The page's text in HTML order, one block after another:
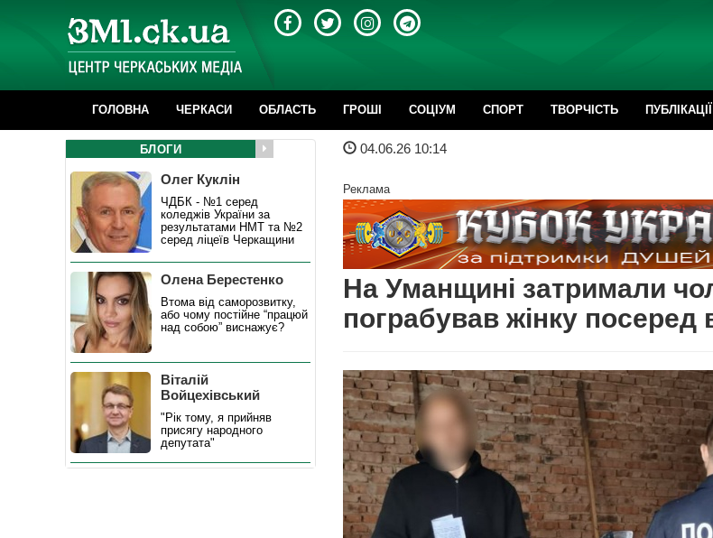
ГОЛОВНА ЧЕРКАСИ ОБЛАСТЬ ГРОШІ CОЦІУМ СПОРТ ТВОРЧІСТЬ ПУБЛІКАЦІЇ
04.06.26 10:14
Реклама
На Уманщині затримали
пограбував жінку посеред
БЛОГИ
Олег Куклін
ЧДБК - №1 серед
коледжів України за
результатами НМТ та №2
серед ліцеїв Черкащини
Олена Берестенко
Втома від саморозвитку,
або чому постійне “працюй
над собою” виснажує?
Віталій
Войцехівський
"Рік тому, я прийняв
присягу народного
депутата"